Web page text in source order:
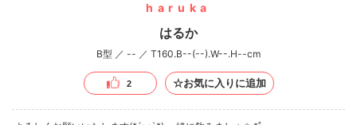
haruka
はるか
B型 ／ -- ／ T160.B--(--).W--.H--cm
2 ☆お気に入りに追加